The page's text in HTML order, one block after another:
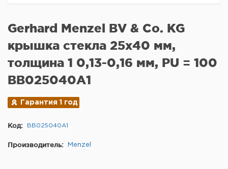
Gerhard Menzel BV & Co. KG
крышка стекла 25x40 мм,
толщина 1 0,13-0,16 мм, PU = 100
BB025040A1
Гарантия 1 год
Код: BB025040A1
Производитель: Menzel